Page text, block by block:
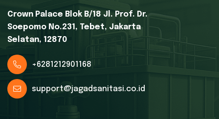
Crown Palace Blok B/18 Jl. Prof. Dr.
Soepomo No.231, Tebet, Jakarta
Selatan, 12870
+6281212901168
support@jagadsanitasi.co.id